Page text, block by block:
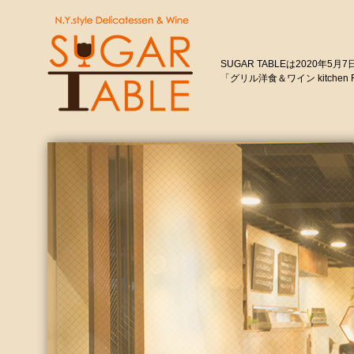
SUGAR
「グリル洋食＆ワイン